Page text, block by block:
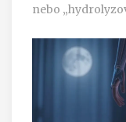
nebo